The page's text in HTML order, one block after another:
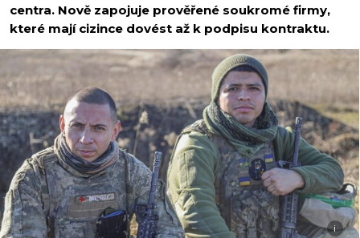
centra. Nově zapojuje prověřené soukromé firmy,
které mají cizince dovést až k podpisu kontraktu.
i